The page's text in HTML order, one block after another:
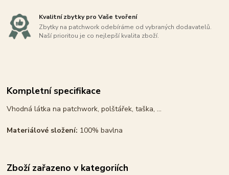
Kvalitní zbytky pro Vaše tvoření
Zbytky na patchwork odebíráme od vybraných dodavatelů.
Naší prioritou je co nejlepší kvalita zboží.
Kompletní specifikace
Vhodná látka na patchwork, polštářek, taška, ...
Materiálové složení: 100% bavlna
Zboží zařazeno v kategoriích